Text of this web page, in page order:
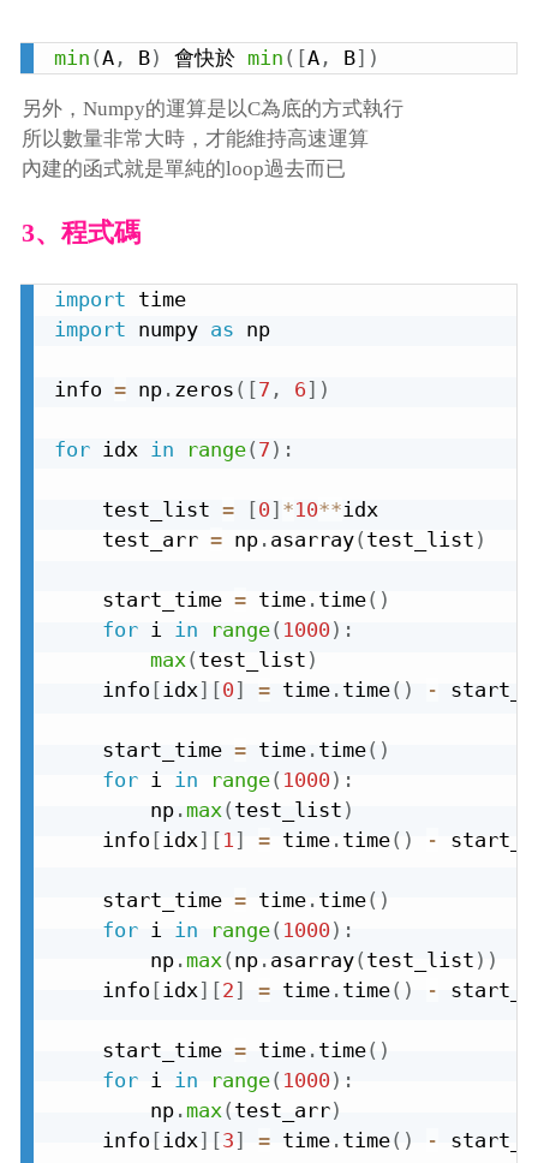
min (A, B) 會快於 min ( [A, B] )
另外，Numpy的運算是以C為底的方式執行
所以數量非常大時，才能維持高速運算
內建的函式就是單純的loop過去而已
3、程式碼
import
time
import numpy as np
info = np. zeros ( [7 , 6 ] )
for idx in range( 7 ) :
    test_list
= [0 ] *10**idx
    test_arr
= np. asarray( test_list )
    start_time
= time. time( )
for i in range( 1000) :
max (test_list )
    info
[ idx ] [0] = time. time( ) -
    start_time
= time. time( )
for i in range( 1000 ) :
        np
.max ( test_list )
    info
[ idx] [ 1 ] = time. time( ) -
    start_time
= time. time( )
for i in range( 1000) :
        np
.max (np. asarray(test_list ) )
    info
[ idx ] [2 ] = time. time( ) -
    start_time
= time. time( )
for i in range( 1000) :
        np
.max ( test_arr)
    info
[ idx] [3] = time. time( ) -